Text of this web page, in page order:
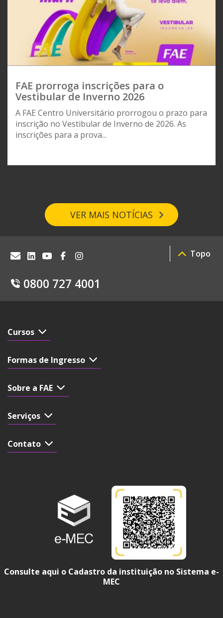
FAE prorroga inscrições para o
Vestibular de Inverno 2026
A FAE Centro Universitário prorrogou o prazo para
inscrição no Vestibular de Inverno de 2026. As
inscrições para a prova...
VER MAIS NOTÍCIAS
0800 727 4001
Topo
Cursos
Formas de Ingresso
Sobre a FAE
Serviços
Contato
Consulte aqui o Cadastro da instituição no Sistema e-
MEC